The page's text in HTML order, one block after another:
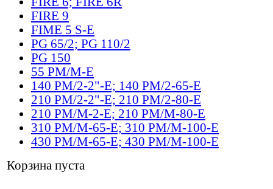
FIRE 9
FIME 5 S-E
PG 65/2; PG 110/2
PG 150
55 PM/M-E
140 PM/2-2"-E; 140 PM/2-65-E
210 PM/2-2"-E; 210 PM/2-80-E
210 PM/M-2-E; 210 PM/M-80-E
310 PM/M-65-E; 310 PM/M-100-E
430 PM/M-65-E; 430 PM/M-100-E
Корзина пуста